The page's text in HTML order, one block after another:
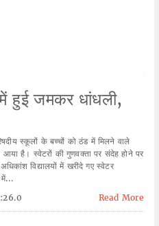
हुई जमकर धांधली,
स्कूलों के बच्चों को ठंड में मिलने वाले
आया है। स्वेटरों की गुणवक्ता पर संदेह होने पर
विद्यालयों में खरीदे गए स्वेटर
में...
Read More